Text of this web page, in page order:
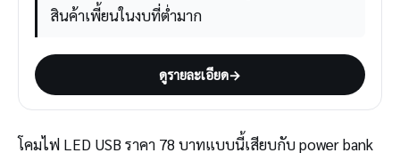
สินค้าเพี้ยนในงบที่ต่ำมาก
ดูรายละเอียด→
โคมไฟ LED USB ราคา 78 บาทแบบนี้เสียบกับ power bank